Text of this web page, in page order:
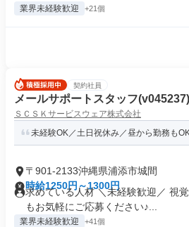
業界未経験歓迎 +21個
契約社員
メールサポートスタッフ(v045237)
ＳＣＳＫサービスウェア株式会社
未経験OK／土日祝休み／昼から勤務も
〒901-2133沖縄県浦添市城間
時給1250円～1300円
求めている人材 ＼未経験歓迎／ 視
もお気軽にご応募ください♪...
業界未経験歓迎 +41個